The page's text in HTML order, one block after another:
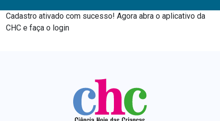
Cadastro ativado com sucesso! Agora abra o aplicativo da
CHC e faça o login